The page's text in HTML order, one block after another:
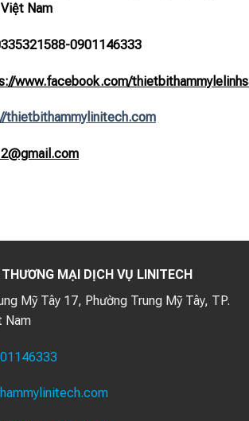
Nam
0901146333
www.facebook.com/
thietbithammylinitech.com
MẠI DỊCH VỤ LINITECH
Mỹ Tây 17, Phường Trung Mỹ Tây, TP.
Nam